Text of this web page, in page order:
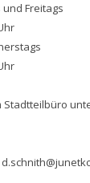
Freitags